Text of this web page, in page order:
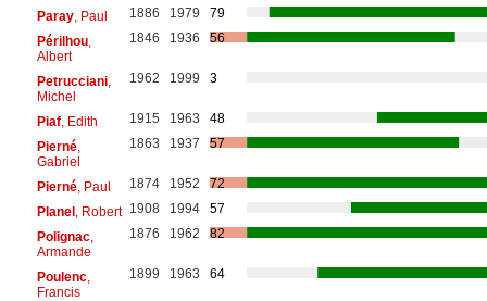
Paray, Paul 1886 1979
79
Périlhou,
Albert
1846 1936 56
Petrucciani,
Michel
1962 1999 3
Piaf, Edith 1915 1963
48
Pierné,
Gabriel
1863 1937 57
Pierné, Paul 1874 1952
72
Planel, Robert 1908 1994
57
Polignac,
Armande
1876 1962 82
Poulenc,
Francis
1899 1963 64